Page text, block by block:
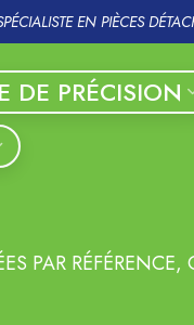
EN PIÈCES
DE PRÉCISION
PAR